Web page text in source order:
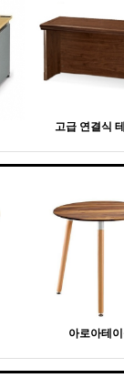
고급 연결식
아로아테